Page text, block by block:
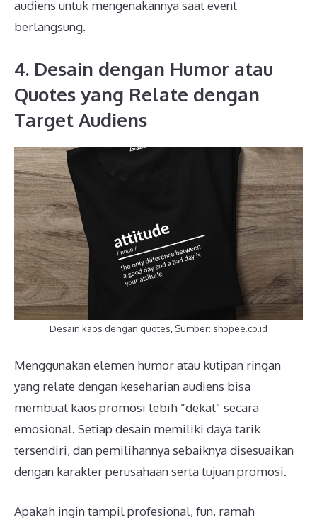
audiens untuk mengenakannya saat event
berlangsung.
4. Desain dengan Humor atau
Quotes yang Relate dengan
Target Audiens
Desain kaos dengan quotes, Sumber: shopee.co.id
Menggunakan elemen humor atau kutipan ringan
yang relate dengan keseharian audiens bisa
membuat kaos promosi lebih “dekat” secara
emosional. Setiap desain memiliki daya tarik
tersendiri, dan pemilihannya sebaiknya disesuaikan
dengan karakter perusahaan serta tujuan promosi.
Apakah ingin tampil profesional, fun, ramah